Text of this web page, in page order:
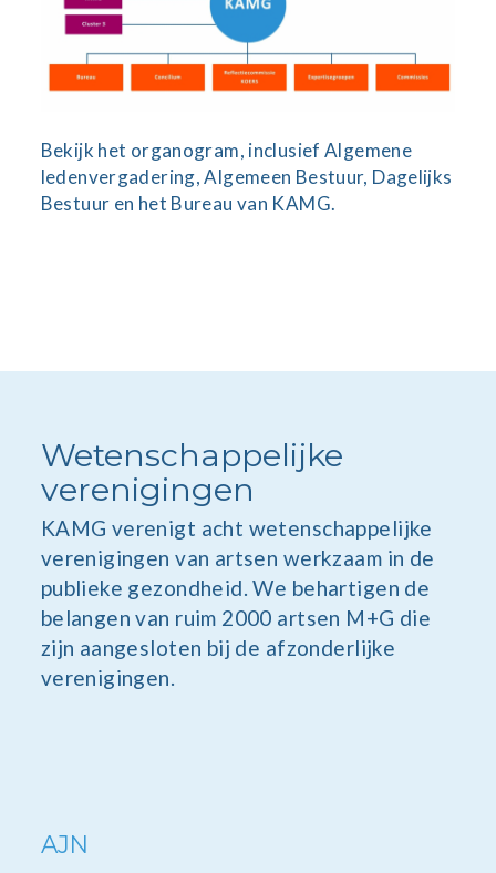
Bekijk het organogram, inclusief Algemene
ledenvergadering, Algemeen Bestuur, Dagelijks
Bestuur en het Bureau van KAMG.
Wetenschappelijke
verenigingen
KAMG verenigt acht wetenschappelijke
verenigingen van artsen werkzaam in de
publieke gezondheid. We behartigen de
belangen van ruim 2000 artsen M+G die
zijn aangesloten bij de afzonderlijke
verenigingen.
AJN